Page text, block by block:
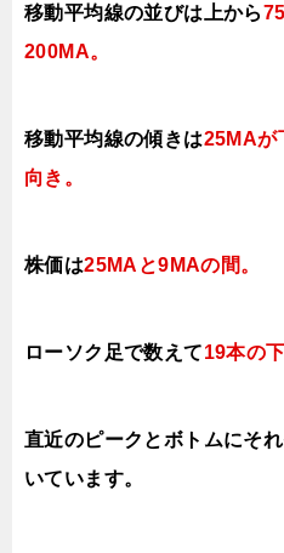
移動平均線の並びは上から
200MA。
移動平均線の傾きは25MAが
向き 。
株価は25MAと9MAの間。
ローソク足で数えて19本の
直近のピークとボトムにそ
いています。